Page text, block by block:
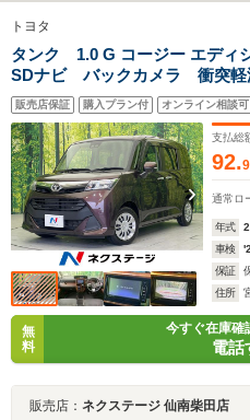
トヨタ
タンク 1.0 G コージー エデ
SDナビ バックカメラ 衝突
ンサー 前席シートヒーター
ルコン オートライト
抑制 車線逸脱警報
販売店保証 購入プラン付 オンライン相談可
支払総
92.9
通常ロ
年式
車検
保証
住所
無
料
今すぐ在庫確
電話
販売店： ネクステージ 仙南柴田店